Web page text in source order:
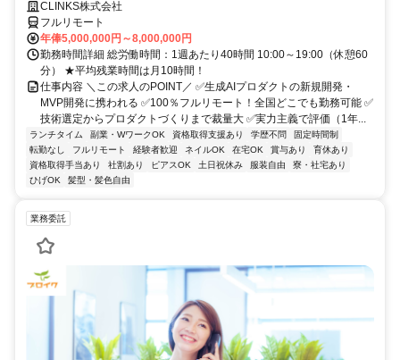
CLINKS株式会社
フルリモート
年俸5,000,000円～8,000,000円
勤務時間詳細 総労働時間：1週あたり40時間 10:00～19:00（休憩60
分） ★平均残業時間は月10時間！
仕事内容 ＼この求人のPOINT／ ✅生成AIプロダクトの新規開発・
MVP開発に携われる ✅100％フルリモート！全国どこでも勤務可能 ✅
技術選定からプロダクトづくりまで裁量大 ✅実力主義で評価（1年...
ランチタイム 副業・WワークOK 資格取得支援あり 学歴不問
固定時間制
転勤なし
フルリモート 経験者歓迎 ネイルOK 在宅OK 賞与あり
育休あり
資格取得手当あり
社割あり ピアスOK 土日祝休み 服装自由
寮・社宅あり
ひげOK
髪型・髪色自由
業務委託